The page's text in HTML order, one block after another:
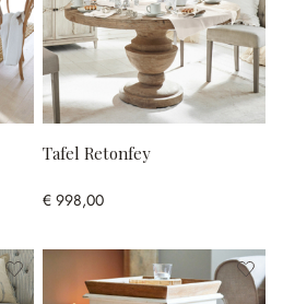
Tafel Retonfey
€ 998,00